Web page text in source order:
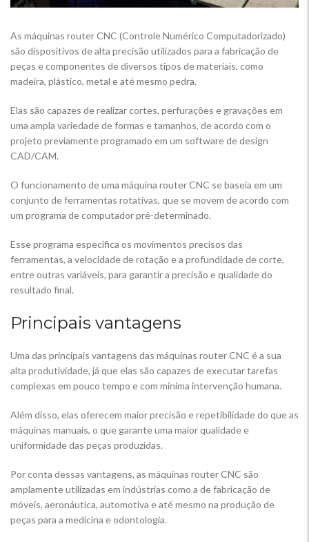
As máquinas router CNC (Controle Numérico Computadorizado)
são dispositivos de alta precisão utilizados para a fabricação de
peças e componentes de diversos tipos de materiais, como
madeira, plástico, metal e até mesmo pedra.
Elas são capazes de realizar cortes, perfurações e gravações em
uma ampla variedade de formas e tamanhos, de acordo com o
projeto previamente programado em um software de design
CAD/CAM.
O funcionamento de uma máquina router CNC se baseia em um
conjunto de ferramentas rotativas, que se movem de acordo com
um programa de computador pré-determinado.
Esse programa especifica os movimentos precisos das
ferramentas, a velocidade de rotação e a profundidade de corte,
entre outras variáveis, para garantir a precisão e qualidade do
resultado final.
Principais vantagens
Uma das principais vantagens das máquinas router CNC é a sua
alta produtividade, já que elas são capazes de executar tarefas
complexas em pouco tempo e com mínima intervenção humana.
Além disso, elas oferecem maior precisão e repetibilidade do que as
máquinas manuais, o que garante uma maior qualidade e
uniformidade das peças produzidas.
Por conta dessas vantagens, as máquinas router CNC são
amplamente utilizadas em indústrias como a de fabricação de
móveis, aeronáutica, automotiva e até mesmo na produção de
peças para a medicina e odontologia.